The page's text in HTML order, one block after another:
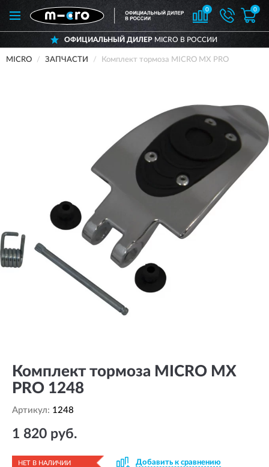
0 0
ОФИЦИАЛЬНЫЙ ДИЛЕР MICRO В РОССИИ
MICRO ЗАПЧАСТИ Комплект тормоза MICRO MX PRO
Комплект тормоза MICRO MX
PRO 1248
Артикул: 1248
1 820 руб.
НЕТ В НАЛИЧИИ Добавить к сравнению